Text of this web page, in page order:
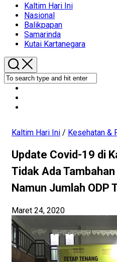
Current
Page
Parent
Kaltim Hari Ini
Current
Page
Parent
Nasional
Balikpapan
Samarinda
Kutai Kartanegara
Kaltim Hari Ini / Kesehatan &
Update Covid-19 di
Tidak Ada
Namun Jumlah ODP
Maret 24, 2020